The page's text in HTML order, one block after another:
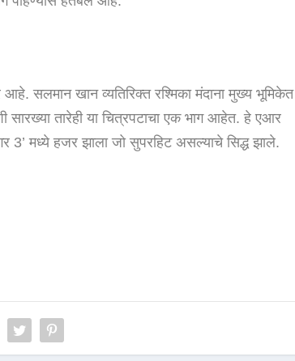
आहे. सलमान खान व्यतिरिक्त रश्मिका मंदाना मुख्य भूमिकेत
तारेही या चित्रपटाचा एक भाग आहेत. हे एआर
3’ मध्ये हजर झाला जो सुपरहिट असल्याचे सिद्ध झाले.